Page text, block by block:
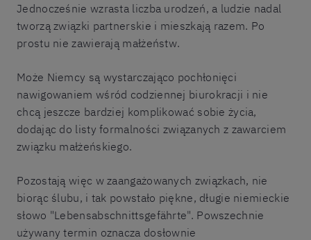
Jednocześnie wzrasta liczba urodzeń, a ludzie nadal
tworzą związki partnerskie i mieszkają razem. Po
prostu nie zawierają małżeństw.
Może Niemcy są wystarczająco pochłonięci
nawigowaniem wśród codziennej biurokracji i nie
chcą jeszcze bardziej komplikować sobie życia,
dodając do listy formalności związanych z zawarciem
związku małżeńskiego.
Pozostają więc w zaangażowanych związkach, nie
biorąc ślubu, i tak powstało piękne, długie niemieckie
słowo "Lebensabschnittsgefährte". Powszechnie
używany termin oznacza dosłownie